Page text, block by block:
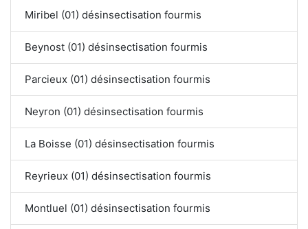
Miribel (01) désinsectisation fourmis
Beynost (01) désinsectisation fourmis
Parcieux (01) désinsectisation fourmis
Neyron (01) désinsectisation fourmis
La Boisse (01) désinsectisation fourmis
Reyrieux (01) désinsectisation fourmis
Montluel (01) désinsectisation fourmis